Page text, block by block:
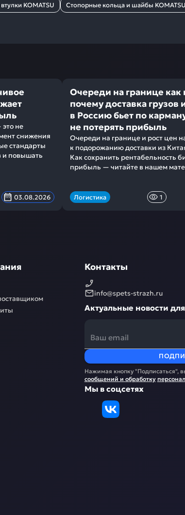
KOMATSU
Стопорные кольца и шайбы KOMATSU
не
снижения
стандарты
и повышать
03.08.2026
Очереди на границе как
почему доставка грузов
в Россию бьет по
не потерять прибыль
Очереди на границе и рост цен
к подорожанию доставки из
Как сохранить рентабельность
прибыль — читайте в нашем
Логистика 1
Контакты
info@spets-strazh.ru
Актуальные новости для
Нажимая кнопку "Подписаться",
сообщений и обработку
Мы в соцсетях